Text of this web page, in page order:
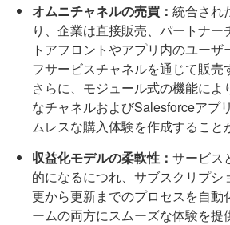
オムニチャネルの売買： 統合され
り、企業は直接販売、パートナー
トアフロントやアプリ内のユー
フサービスチャネルを通じて販売
さらに、モジュール式の機能によ
なチャネルおよびSalesforceアプ
ムレスな購入体験を作成すること
収益化モデルの柔軟性： サービス
的になるにつれ、サブスクリプシ
更から更新までのプロセスを自動
ームの両方にスムーズな体験を提